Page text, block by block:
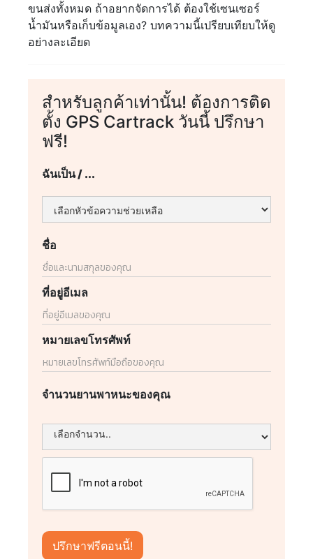
สำหรับลูกค้าเท่านั้น! ต้องการติด
ตั้ง GPS Cartrack วันนี้ ปรึกษา
ฟรี!
ฉันเป็น / ...
ชื่อ
ที่อยู่อีเมล
หมายเลขโทรศัพท์
จำนวนยานพาหนะของคุณ
ขนส่งทั้งหมด ถ้าอยากจัดการได้ ต้องใช้เซนเซอร์
น้ำมันหรือเก็บข้อมูลเอง? บทความนี้เปรียบเทียบให้ดู
อย่างละเอียด